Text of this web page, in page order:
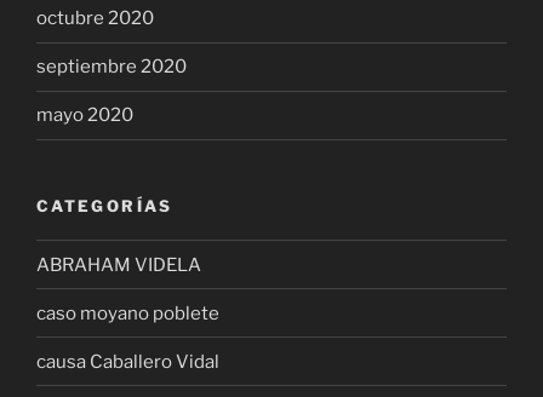
octubre 2020
septiembre 2020
mayo 2020
CATEGORÍAS
ABRAHAM VIDELA
caso moyano poblete
causa Caballero Vidal